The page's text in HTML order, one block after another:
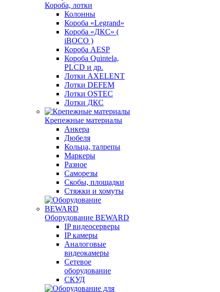
Короба, лотки
Колонны
Короба «Legrand»
Короба «ДКС» (
iBOCO )
Короба AESP
Короба Quintela,
PLCD и др.
Лотки AXELENT
Лотки DEFEM
Лотки OSTEC
Лотки ДКС
Крепежные материалы
Анкера
Дюбеля
Кольца, талрепы
Маркеры
Разное
Саморезы
Скобы, площадки
Стяжки и хомуты
Оборудование BEWARD
IP видеосерверы
IP камеры
Аналоговые
видеокамеры
Сетевое
оборудование
СКУД